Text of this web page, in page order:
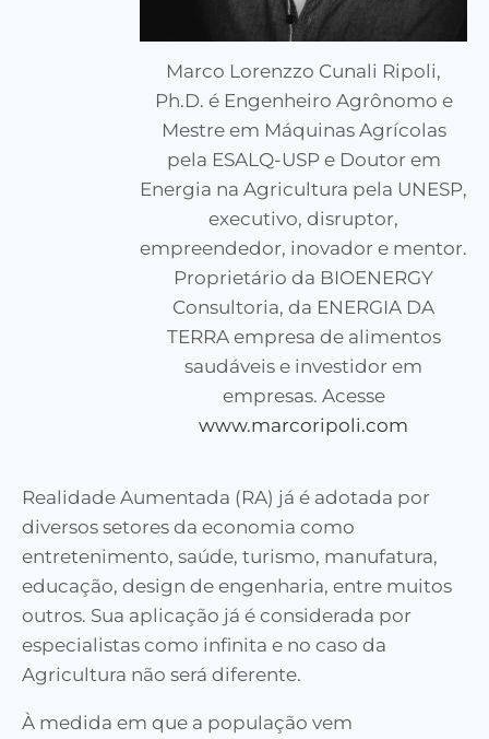
Marco Lorenzzo Cunali Ripoli,
Ph.D. é Engenheiro Agrônomo e
Mestre em Máquinas Agrícolas
pela ESALQ-USP e Doutor em
Energia na Agricultura pela UNESP,
executivo, disruptor,
empreendedor, inovador e mentor.
Proprietário da BIOENERGY
Consultoria, da ENERGIA DA
TERRA empresa de alimentos
saudáveis e investidor em
empresas. Acesse
www.marcoripoli.com
Realidade Aumentada (RA) já é adotada por
diversos setores da economia como
entretenimento, saúde, turismo, manufatura,
educação, design de engenharia, entre muitos
outros. Sua aplicação já é considerada por
especialistas como infinita e no caso da
Agricultura não será diferente.
À medida em que a população vem